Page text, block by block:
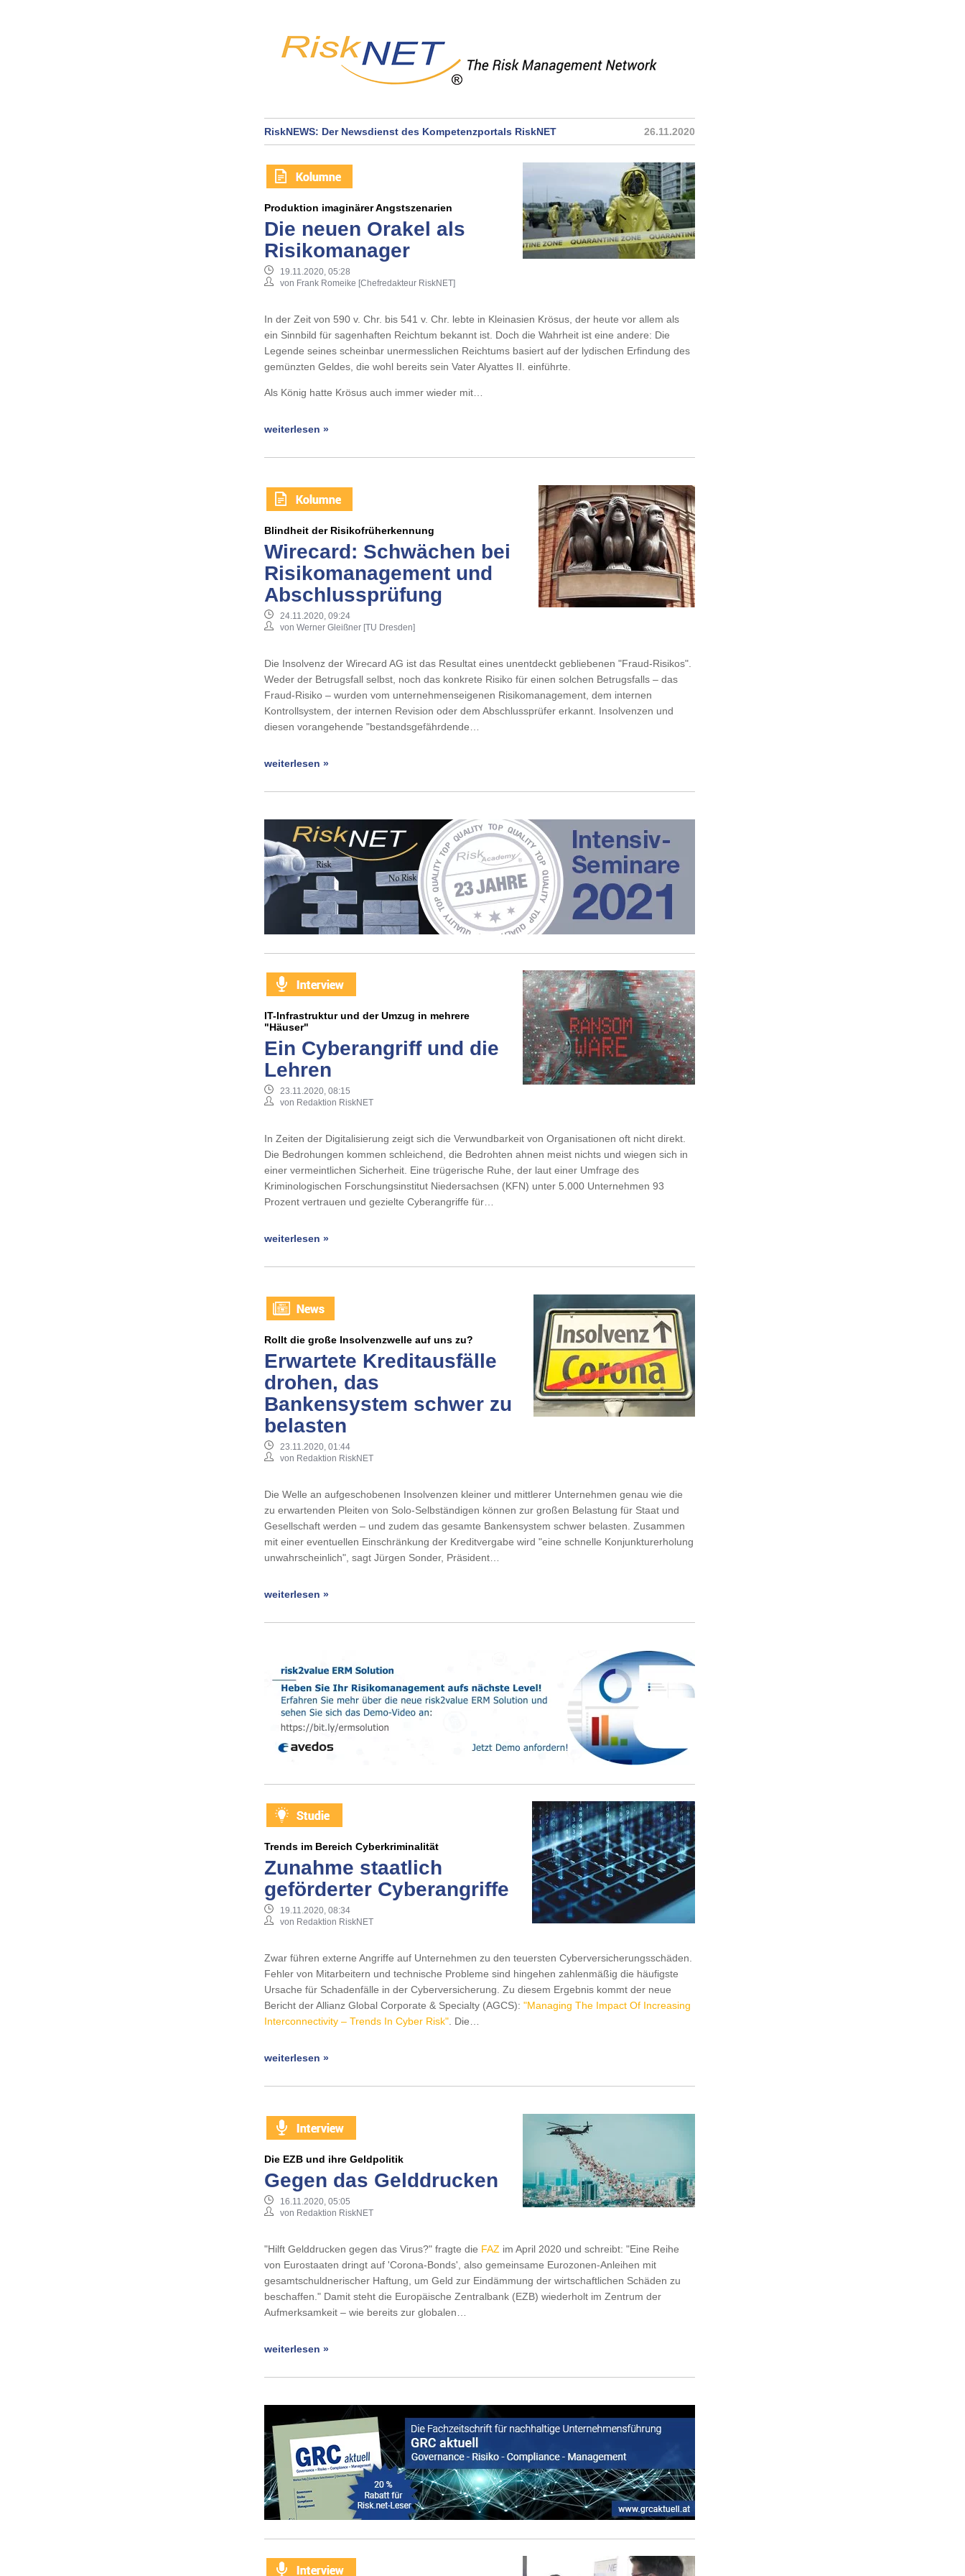
RiskNEWS: Der Newsdienst des Kompetenzportals RiskNET 26.11.2020
Produktion imaginärer Angstszenarien
Die neuen Orakel als
Risikomanager
19.11.2020, 05:28
von Frank Romeike [Chefredakteur RiskNET]
In der Zeit von 590 v. Chr. bis 541 v. Chr. lebte in Kleinasien Krösus, der heute vor allem als
ein Sinnbild für sagenhaften Reichtum bekannt ist. Doch die Wahrheit ist eine andere: Die
Legende seines scheinbar unermesslichen Reichtums basiert auf der lydischen Erfindung des
gemünzten Geldes, die wohl bereits sein Vater Alyattes II. einführte.
Als König hatte Krösus auch immer wieder mit…
weiterlesen »
Blindheit der Risikofrüherkennung
Wirecard: Schwächen bei
Risikomanagement und
Abschlussprüfung
24.11.2020, 09:24
von Werner Gleißner [TU Dresden]
Die Insolvenz der Wirecard AG ist das Resultat eines unentdeckt gebliebenen "Fraud-Risikos".
Weder der Betrugsfall selbst, noch das konkrete Risiko für einen solchen Betrugsfalls – das
Fraud-Risiko – wurden vom unternehmenseigenen Risikomanagement, dem internen
Kontrollsystem, der internen Revision oder dem Abschlussprüfer erkannt. Insolvenzen und
diesen vorangehende "bestandsgefährdende…
weiterlesen »
IT-Infrastruktur und der Umzug in mehrere
"Häuser"
Ein Cyberangriff und die
Lehren
23.11.2020, 08:15
von Redaktion RiskNET
In Zeiten der Digitalisierung zeigt sich die Verwundbarkeit von Organisationen oft nicht direkt.
Die Bedrohungen kommen schleichend, die Bedrohten ahnen meist nichts und wiegen sich in
einer vermeintlichen Sicherheit. Eine trügerische Ruhe, der laut einer Umfrage des
Kriminologischen Forschungsinstitut Niedersachsen (KFN) unter 5.000 Unternehmen 93
Prozent vertrauen und gezielte Cyberangriffe für…
weiterlesen »
Rollt die große Insolvenzwelle auf uns zu?
Erwartete Kreditausfälle
drohen, das
Bankensystem schwer zu
belasten
23.11.2020, 01:44
von Redaktion RiskNET
Die Welle an aufgeschobenen Insolvenzen kleiner und mittlerer Unternehmen genau wie die
zu erwartenden Pleiten von Solo-Selbständigen können zur großen Belastung für Staat und
Gesellschaft werden – und zudem das gesamte Bankensystem schwer belasten. Zusammen
mit einer eventuellen Einschränkung der Kreditvergabe wird "eine schnelle Konjunkturerholung
unwahrscheinlich", sagt Jürgen Sonder, Präsident…
weiterlesen »
Trends im Bereich Cyberkriminalität
Zunahme staatlich
geförderter Cyberangriffe
19.11.2020, 08:34
von Redaktion RiskNET
Zwar führen externe Angriffe auf Unternehmen zu den teuersten Cyberversicherungsschäden.
Fehler von Mitarbeitern und technische Probleme sind hingehen zahlenmäßig die häufigste
Ursache für Schadenfälle in der Cyberversicherung. Zu diesem Ergebnis kommt der neue
Bericht der Allianz Global Corporate & Specialty (AGCS): "Managing The Impact Of Increasing
Interconnectivity – Trends In Cyber Risk" . Die…
weiterlesen »
Die EZB und ihre Geldpolitik
Gegen das Gelddrucken
16.11.2020, 05:05
von Redaktion RiskNET
"Hilft Gelddrucken gegen das Virus?" fragte die FAZ im April 2020 und schreibt: "Eine Reihe
von Eurostaaten dringt auf 'Corona-Bonds', also gemeinsame Eurozonen-Anleihen mit
gesamtschuldnerischer Haftung, um Geld zur Eindämmung der wirtschaftlichen Schäden zu
beschaffen." Damit steht die Europäische Zentralbank (EZB) wiederholt im Zentrum der
Aufmerksamkeit – wie bereits zur globalen…
weiterlesen »